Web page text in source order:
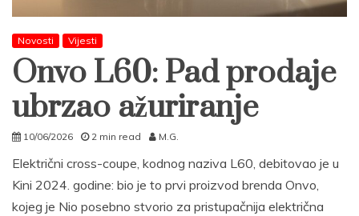
Novosti Vijesti
Onvo L60: Pad prodaje
ubrzao ažuriranje
10/06/2026 2 min read M.G.
Električni cross-coupe, kodnog naziva L60, debitovao je u
Kini 2024. godine: bio je to prvi proizvod brenda Onvo,
kojeg je Nio posebno stvorio za pristupačnija električna